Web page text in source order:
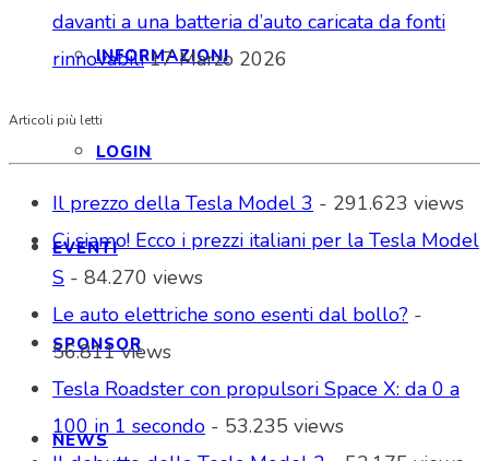
INFORMAZIONI
LOGIN
EVENTI
SPONSOR
NEWS
davanti a una batteria d’auto caricata da fonti
rinnovabili 17 Marzo 2026
Articoli più letti
Il prezzo della Tesla Model 3 - 291.623 views
Ci siamo! Ecco i prezzi italiani per la Tesla Model
S - 84.270 views
Le auto elettriche sono esenti dal bollo? -
56.811 views
Tesla Roadster con propulsori Space X: da 0 a
100 in 1 secondo - 53.235 views